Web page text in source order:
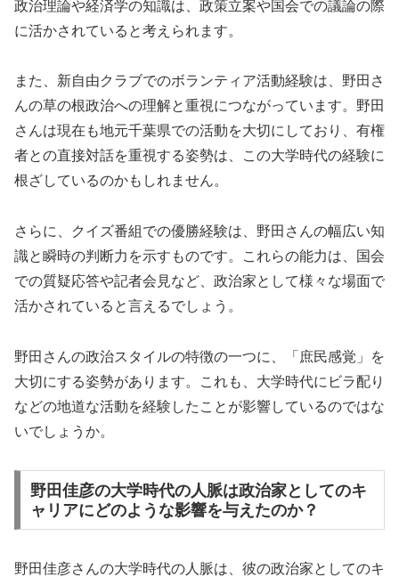
政治理論や経済学の知識は、政策立案や国会での議論の際
に活かされていると考えられます。
また、新自由クラブでのボランティア活動経験は、野田さ
んの草の根政治への理解と重視につながっています。野田
さんは現在も地元千葉県での活動を大切にしており、有権
者との直接対話を重視する姿勢は、この大学時代の経験に
根ざしているのかもしれません。
さらに、クイズ番組での優勝経験は、野田さんの幅広い知
識と瞬時の判断力を示すものです。これらの能力は、国会
での質疑応答や記者会見など、政治家として様々な場面で
活かされていると言えるでしょう。
野田さんの政治スタイルの特徴の一つに、「庶民感覚」を
大切にする姿勢があります。これも、大学時代にビラ配り
などの地道な活動を経験したことが影響しているのではな
いでしょうか。
野田佳彦の大学時代の人脈は政治家としてのキ
ャリアにどのような影響を与えたのか？
野田佳彦さんの大学時代の人脈は、彼の政治家としてのキ